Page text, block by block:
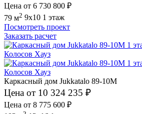
Цена от 6 730 800 ₽
79 м2 9x10 1 этаж
Посмотреть проект
Заказать расчет
Каркасный дом Jukkatalo 89-10M
Цена от 10 324 235 ₽
Цена от 8 775 600 ₽